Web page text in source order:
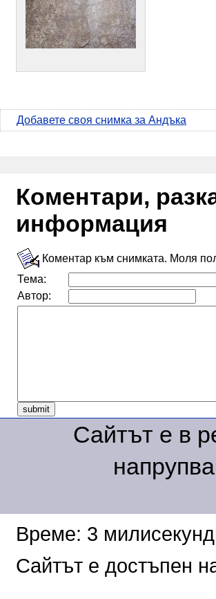
Добавете своя снимка за Андъка
Коментари,
информация
Коментар към снимката. Моля
Тема:
Автор:
Сайтът е в
Време: 3
Сайтът е достъпен